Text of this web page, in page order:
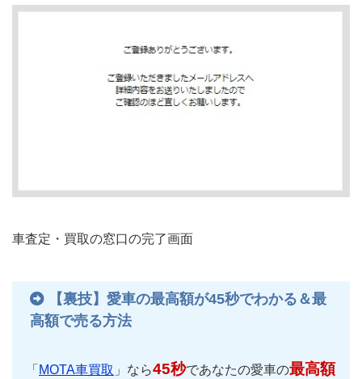
車査定・買取の窓口の完了画面
【裏技】愛車の最高額が45秒でわかる＆最
高額で売る方法
「 MOTA車買取 」なら45秒であなたの愛車の最高額